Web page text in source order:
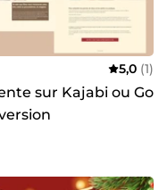
5,0 (1)
sur Kajabi ou Go